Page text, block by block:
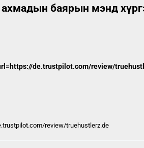
ахмадын баярын мэнд
de.trustpilot.com/review/
review/truehustlerz.de